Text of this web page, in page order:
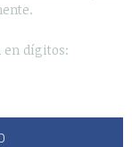
en dígitos: